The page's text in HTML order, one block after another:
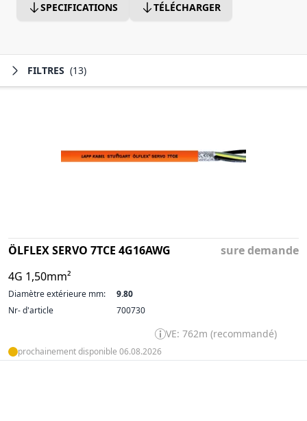
SPECIFICATIONS TÉLÉCHARGER
FILTRES (13)
ÖLFLEX SERVO 7TCE 4G16AWG
4G 1,50mm²
sure demande
Diamètre extérieure mm:
9.80
Nr- d'article
700730
VE: 762m (recommandé)
prochainement disponible 06.08.2026